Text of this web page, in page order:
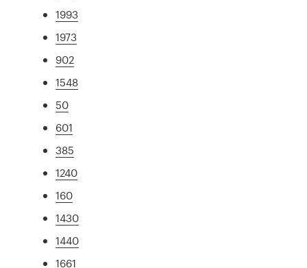
1993
1973
902
1548
50
601
385
1240
160
1430
1440
1661